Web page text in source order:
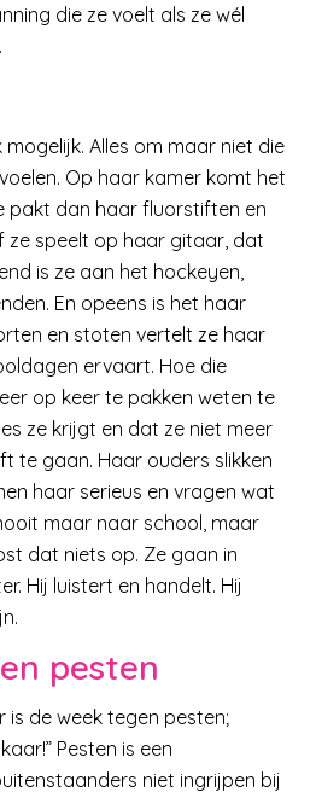
die ze voelt als ze wél
Alles om maar niet die
Op haar kamer komt het
pakt dan haar fluorstiften en
ze speelt op haar gitaar, dat
is ze aan het hockeyen,
En opeens is het haar
en stoten vertelt ze haar
ervaart. Hoe die
op keer te pakken weten te
ze krijgt en dat ze niet meer
te gaan. Haar ouders slikken
haar serieus en vragen wat
maar naar school, maar
dat niets op. Ze gaan in
Hij luistert en handelt. Hij
pesten
is de week tegen pesten;
Pesten is een
niet ingrijpen bij